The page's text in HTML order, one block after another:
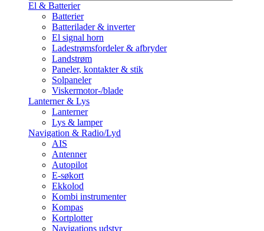
El & Batterier
Batterier
Batterilader & inverter
El signal horn
Ladestrømsfordeler & afbryder
Landstrøm
Paneler, kontakter & stik
Solpaneler
Viskermotor-/blade
Lanterner & Lys
Lanterner
Lys & lamper
Navigation & Radio/Lyd
AIS
Antenner
Autopilot
E-søkort
Ekkolod
Kombi instrumenter
Kompas
Kortplotter
Navigations udstyr